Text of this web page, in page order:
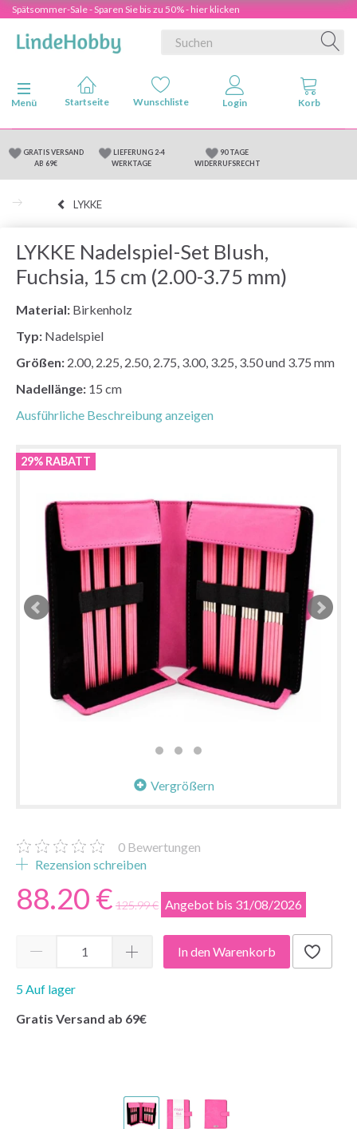
Spätsommer-Sale - Sparen Sie bis zu 50% - hier klicken
Anzeige ändern
Menü
GRATIS VERSAND
AB 69€
LIEFERUNG 2-4
WERKTAGE
90 TAGE
WIDERRUFSRECHT
LYKKE
LYKKE Nadelspiel-Set Blush,
Fuchsia, 15 cm (2.00-3.75 mm)
Material: Birkenholz
Typ: Nadelspiel
Größen: 2.00, 2.25, 2.50, 2.75, 3.00, 3.25, 3.50 und 3.75 mm
Nadellänge: 15 cm
Ausführliche Beschreibung anzeigen
29% RABATT
Vergrößern
0 Bewertungen
Rezension schreiben
88.20 € 125.99 € Angebot bis 31/08/2026
In den Warenkorb
5 Auf lager
Gratis Versand ab 69€